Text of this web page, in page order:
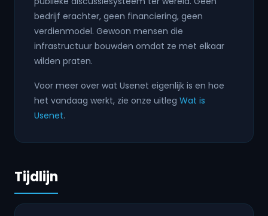
bedrijf erachter, geen financiering, geen
verdienmodel. Gewoon mensen die
infrastructuur bouwden omdat ze met elkaar
wilden praten.
Voor meer over wat Usenet eigenlijk is en hoe
het vandaag werkt, zie onze uitleg Wat is
Usenet.
Tijdlijn